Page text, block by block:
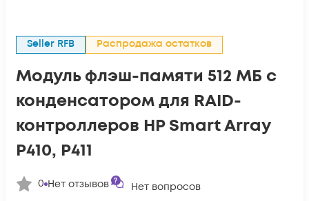
Seller RFB Распродажа остатков
Модуль флэш-памяти 512 МБ с
конденсатором для RAID-
контроллеров HP Smart Array
P410, P411
0 Нет отзывов Нет вопросов